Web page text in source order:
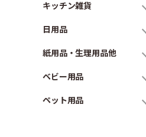
キッチン雑貨
日用品
紙用品・生理用品他
ベビー用品
ペット用品